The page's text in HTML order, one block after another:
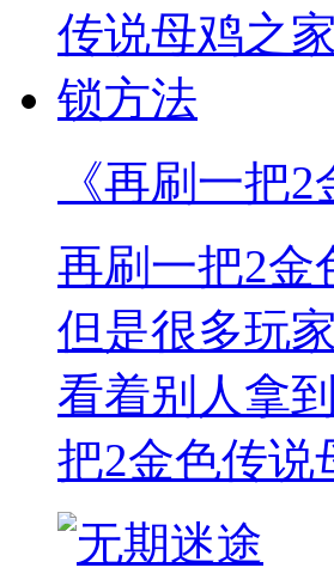
《再刷一把
再刷一把2金
但是很多玩
看着别人拿
把2金色传说